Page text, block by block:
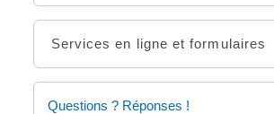
Services en ligne et formulaires
Questions ? Réponses !